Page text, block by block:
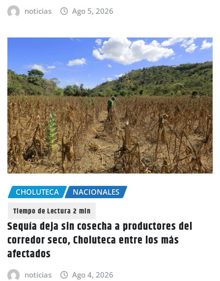
noticias Ago 5, 2026
CHOLUTECA NACIONALES
Sequía deja sin cosecha a productores del
corredor seco, Choluteca entre los más
afectados
noticias Ago 4, 2026